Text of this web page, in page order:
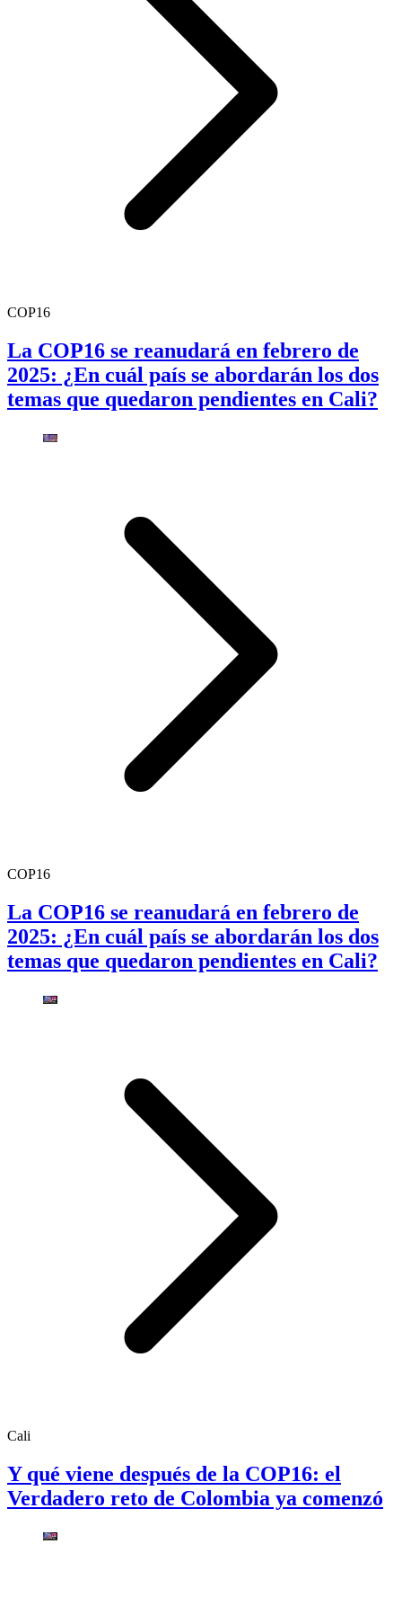
COP16
La COP16 se reanudará en febrero de
2025: ¿En cuál país se abordarán los dos
temas que quedaron pendientes en Cali?
COP16
La COP16 se reanudará en febrero de
2025: ¿En cuál país se abordarán los dos
temas que quedaron pendientes en Cali?
Cali
Y qué viene después de la COP16: el
Verdadero reto de Colombia ya comenzó